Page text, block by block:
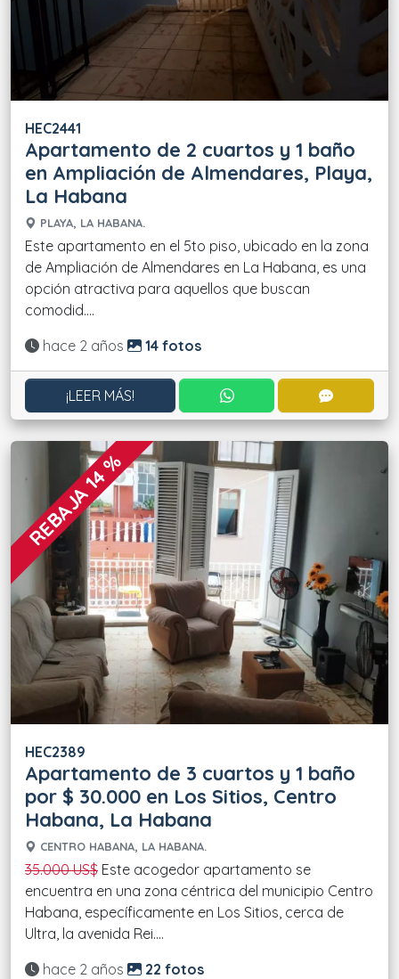
HEC2441
Apartamento de 2 cuartos y 1 baño
en Ampliación de Almendares, Playa,
La Habana
PLAYA, LA HABANA.
Este apartamento en el 5to piso, ubicado en la zona
de Ampliación de Almendares en La Habana, es una
opción atractiva para aquellos que buscan
comodid....
Actualizado:
hace 2 años 14 fotos
¡LEER MÁS! CONTACTAR POR
REBAJA 14 %
HEC2389
Apartamento de 3 cuartos y 1 baño
por $ 30.000 en Los Sitios, Centro
Habana, La Habana
CENTRO HABANA, LA HABANA.
35.000 US$ Este acogedor apartamento se
encuentra en una zona céntrica del municipio Centro
Habana, específicamente en Los Sitios, cerca de
Ultra, la avenida Rei....
Actualizado:
hace 2 años 22 fotos